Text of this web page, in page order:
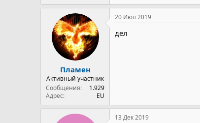
Пламен
Активный участник
Сообщения
1.929
Адрес
ЕU
20 Июл 2019
дел
13 Дек 2019